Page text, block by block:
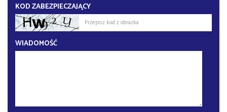
KOD ZABEZPIECZAJĄCY
WIADOMOŚĆ